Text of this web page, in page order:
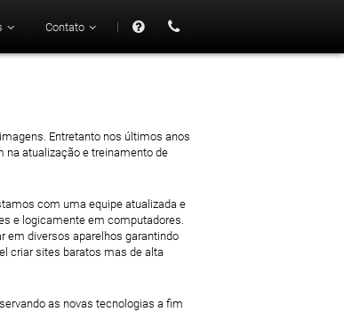
Contato | 47 mil
Entretanto nos últimos anos
na atualização e treinamento de
com uma equipe atualizada e
e logicamente em computadores.
em diversos aparelhos garantindo
criar sites baratos mas de alta
as novas tecnologias a fim